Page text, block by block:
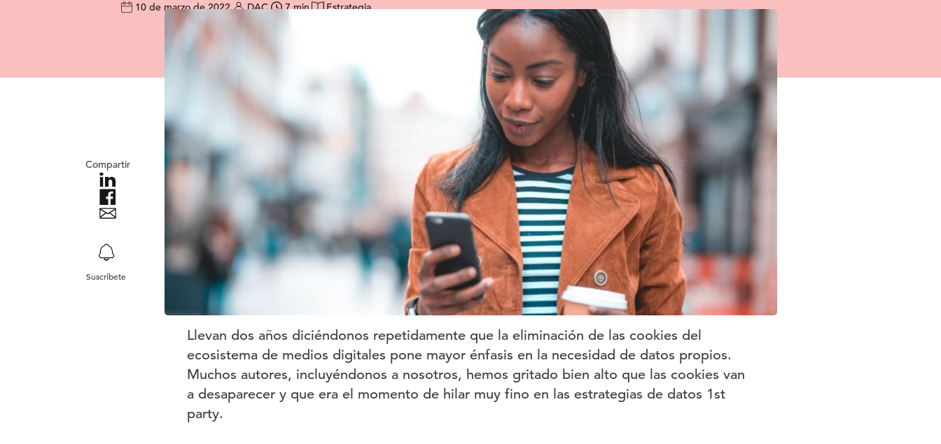
10 de marzo de 2022 DAC 7 min Estrategia
Compartir
Suscríbete
Llevan dos años diciéndonos repetidamente que la eliminación de las cookies del
ecosistema de medios digitales pone mayor énfasis en la necesidad de datos propios.
Muchos autores, incluyéndonos a nosotros, hemos gritado bien alto que las cookies van
a desaparecer y que era el momento de hilar muy fino en las estrategias de datos 1st
party.